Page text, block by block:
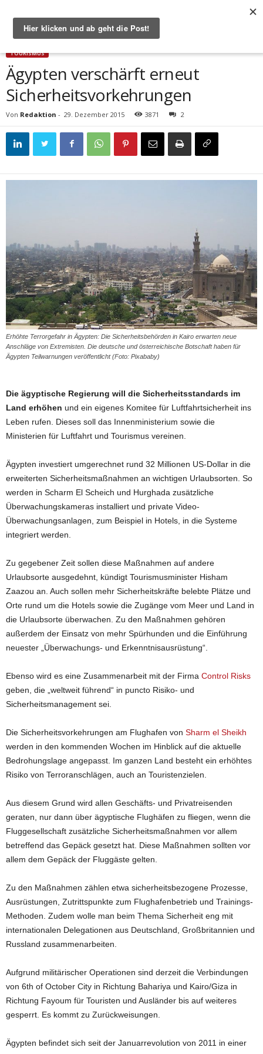
Start Tourismus Ägypten verschärft erneut Sicherheitsvorkehrungen
TOURISMUS
Ägypten verschärft erneut
Sicherheitsvorkehrungen
Von Redaktion - 29. Dezember 2015 3871 2
Erhöhte Terrorgefahr in Ägypten: Die Sicherheitsbehörden in Kairo erwarten neue
Anschläge von Extremisten. Die deutsche und österreichische Botschaft haben für
Ägypten Teilwarnungen veröffentlicht (Foto: Pixababy)
Die ägyptische Regierung will die Sicherheitsstandards im
Land erhöhen und ein eigenes Komitee für Luftfahrtsicherheit ins
Leben rufen. Dieses soll das Innenministerium sowie die
Ministerien für Luftfahrt und Tourismus vereinen.
Ägypten investiert umgerechnet rund 32 Millionen US-Dollar in die
erweiterten Sicherheitsmaßnahmen an wichtigen Urlaubsorten. So
werden in Scharm El Scheich und Hurghada zusätzliche
Überwachungskameras installiert und private Video-
Überwachungsanlagen, zum Beispiel in Hotels, in die Systeme
integriert werden.
Zu gegebener Zeit sollen diese Maßnahmen auf andere
Urlaubsorte ausgedehnt, kündigt Tourismusminister Hisham
Zaazou an. Auch sollen mehr Sicherheitskräfte belebte Plätze und
Orte rund um die Hotels sowie die Zugänge vom Meer und Land in
die Urlaubsorte überwachen. Zu den Maßnahmen gehören
außerdem der Einsatz von mehr Spürhunden und die Einführung
neuester „Überwachungs- und Erkenntnisausrüstung“.
Ebenso wird es eine Zusammenarbeit mit der Firma Control Risks
geben, die „weltweit führend“ in puncto Risiko- und
Sicherheitsmanagement sei.
Die Sicherheitsvorkehrungen am Flughafen von Sharm el Sheikh
werden in den kommenden Wochen im Hinblick auf die aktuelle
Bedrohungslage angepasst. Im ganzen Land besteht ein erhöhtes
Risiko von Terroranschlägen, auch an Touristenzielen.
Aus diesem Grund wird allen Geschäfts- und Privatreisenden
geraten, nur dann über ägyptische Flughäfen zu fliegen, wenn die
Fluggesellschaft zusätzliche Sicherheitsmaßnahmen vor allem
betreffend das Gepäck gesetzt hat. Diese Maßnahmen sollten vor
allem dem Gepäck der Fluggäste gelten.
Zu den Maßnahmen zählen etwa sicherheitsbezogene Prozesse,
Ausrüstungen, Zutrittspunkte zum Flughafenbetrieb und Trainings-
Methoden. Zudem wolle man beim Thema Sicherheit eng mit
internationalen Delegationen aus Deutschland, Großbritannien und
Russland zusammenarbeiten.
Aufgrund militärischer Operationen sind derzeit die Verbindungen
von 6th of October City in Richtung Bahariya und Kairo/Giza in
Richtung Fayoum für Touristen und Ausländer bis auf weiteres
gesperrt. Es kommt zu Zurückweisungen.
Ägypten befindet sich seit der Januarrevolution von 2011 in einer